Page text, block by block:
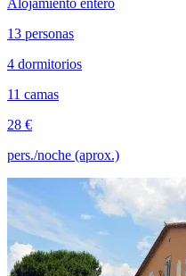
Alojamiento entero
13 personas
4 dormitorios
11 camas
28 €
pers./noche (aprox.)